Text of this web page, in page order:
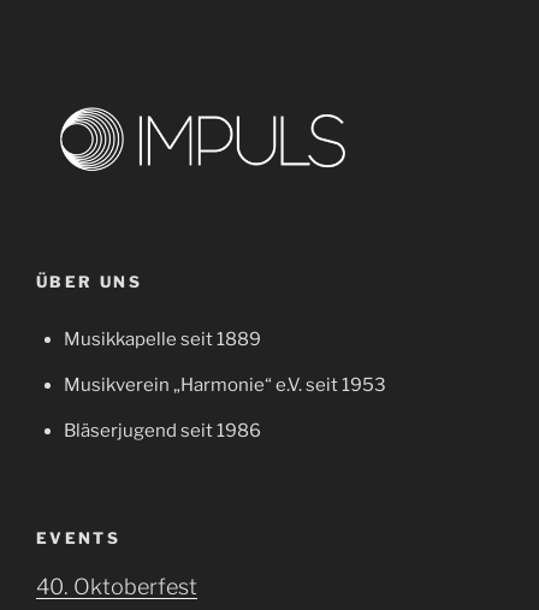
ÜBER UNS
Musikkapelle seit 1889
Musikverein „Harmonie“ e.V. seit 1953
Bläserjugend seit 1986
EVENTS
40. Oktoberfest